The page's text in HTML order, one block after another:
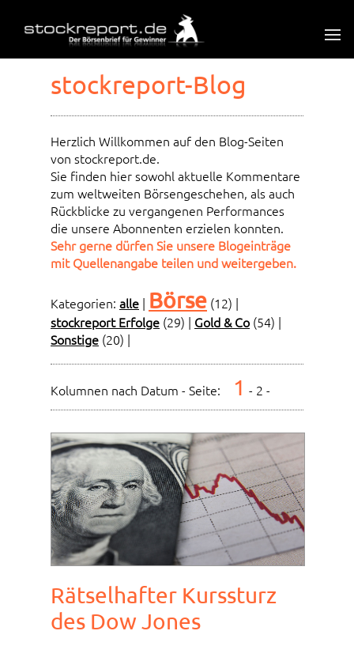
stockreport-Blog
Herzlich Willkommen auf den Blog-Seiten
von stockreport.de.
Sie finden hier sowohl aktuelle Kommentare
zum weltweiten Börsengeschehen, als auch
Rückblicke zu vergangenen Performances
die unsere Abonnenten erzielen konnten.
Sehr gerne dürfen Sie unsere Blogeinträge
mit Quellenangabe teilen und weitergeben.
Kategorien: alle | Börse (12) |
stockreport Erfolge (29) | Gold & Co (54) |
Sonstige (20) |
Kolumnen nach Datum - Seite: 1 - 2 -
Rätselhafter Kurssturz
des Dow Jones